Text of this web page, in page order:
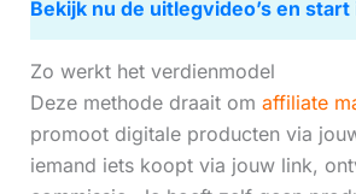
Bekijk nu de uitlegvideo’s en
Zo werkt het verdienmodel
Deze methode draait om affiliate
promoot digitale producten via
iemand iets koopt via jouw link,